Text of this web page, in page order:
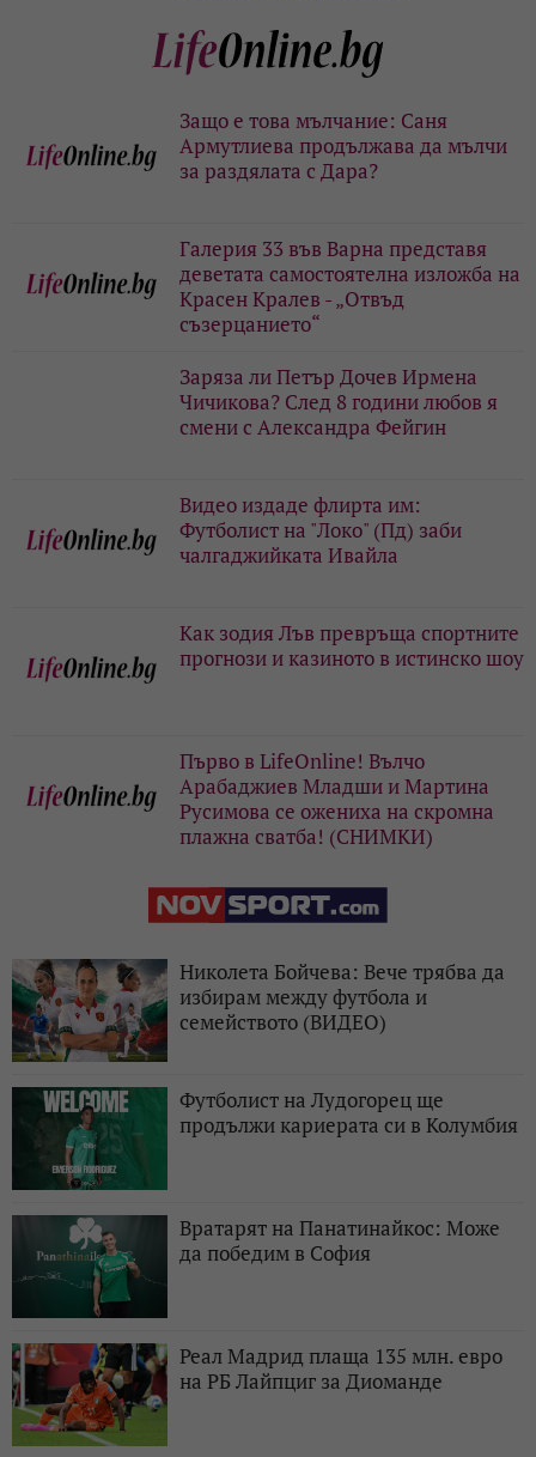
Защо е това мълчание: Саня
Армутлиева продължава да мълчи
за раздялата с Дара?
Галерия 33 във Варна представя
деветата самостоятелна изложба на
Красен Кралев - „Отвъд
съзерцанието“
Заряза ли Петър Дочев Ирмена
Чичикова? След 8 години любов я
смени с Александра Фейгин
Видео издаде флирта им:
Футболист на "Локо" (Пд) заби
чалгаджийката Ивайла
Как зодия Лъв превръща спортните
прогнози и казиното в истинско шоу
Първо в LifeOnline! Вълчо
Арабаджиев Младши и Мартина
Русимова сe oжениха на скромна
плажна сватба! (СНИМКИ)
Николета Бойчева: Вече трябва да
избирам между футбола и
семейството (ВИДЕО)
Футболист на Лудогорец ще
продължи кариерата си в Колумбия
Вратарят на Панатинайкос: Може
да победим в София
Реал Мадрид плаща 135 млн. евро
на РБ Лайпциг за Диоманде